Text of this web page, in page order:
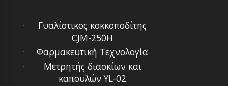
Γυαλίστικος κοκκοποδίτης
CJM-250H
Φαρμακευτική Τεχνολογία
Μετρητής διασκίων και
καπουλών YL-02